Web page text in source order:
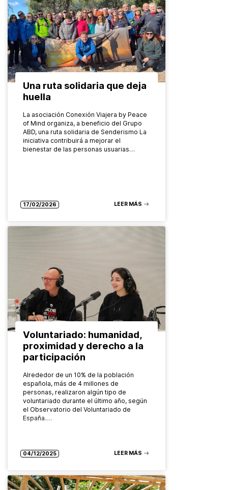
Una ruta solidaria que deja
huella
La asociación Conexión Viajera by Peace
of Mind organiza, a beneficio del Grupo
ABD, una ruta solidaria de Senderismo La
iniciativa contribuirá a mejorar el
bienestar de las personas usuarias…
17/02/2026 LEER MÁS
Voluntariado: humanidad,
proximidad y derecho a la
participación
Alrededor de un 10% de la población
española, más de 4 millones de
personas, realizaron algún tipo de
voluntariado durante el último año, según
el Observatorio del Voluntariado de
España.…
04/12/2025 LEER MÁS